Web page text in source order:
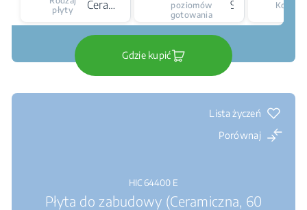
płyty
Ceramiczna
poziomów
gotowania
Kolor
Gdzie kupić
Lista życzeń
Porównaj
HIC 64400 E
Płyta do zabudowy (Ceramiczna, 60